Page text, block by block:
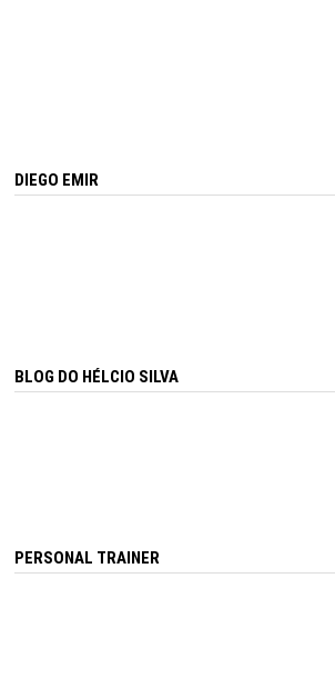
DIEGO EMIR
BLOG DO HÉLCIO SILVA
PERSONAL TRAINER